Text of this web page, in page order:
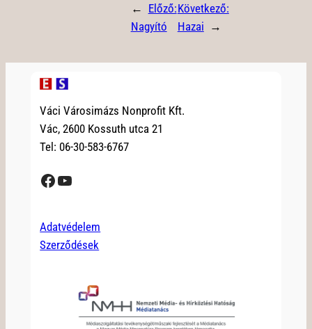
← Előző:
Nagyító
Következő:
Hazai →
Váci Városimázs Nonprofit Kft.
Vác, 2600 Kossuth utca 21
Tel: 06-30-583-6767
Facebook YouTube
Adatvédelem
Szerződések